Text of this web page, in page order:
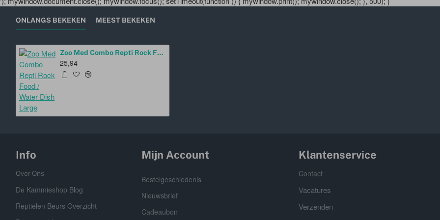
ONLANGS BEKEKEN MEEST BEKEKEN
Zoo Med Combo Repti Rock Food / Water Dish Large
25,94
Info
Over Ons
De Kammieshop Blog
Reptielen Beurs Overzicht
Mijn Account
Bestelgeschiedenis
Nieuwsbrief
Cadeaubon
Klantenservice
Contact
Vacatures
Verzenden